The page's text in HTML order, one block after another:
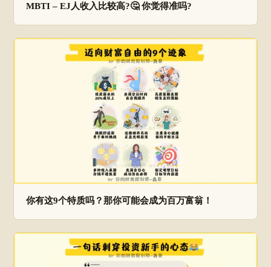
MBTI – EJ人收入比较高?🤔 你觉得准吗?
你有这9个特质吗？那你可能会成为百万富翁！